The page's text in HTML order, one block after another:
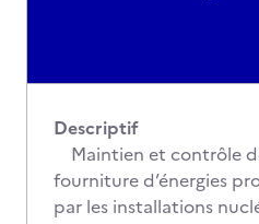
Descriptif
Maintien et contrôle
fourniture d’énergies
par les installations